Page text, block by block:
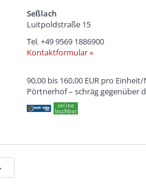
Seßlach
Luitpoldstraße 15
Tel.+49 9569 1886900
Kontaktformular »
90,00 bis 160,00 EUR pro
Pörtnerhof – schräg gegenüber